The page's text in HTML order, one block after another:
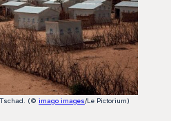
(© imago images/Le Pictorium)